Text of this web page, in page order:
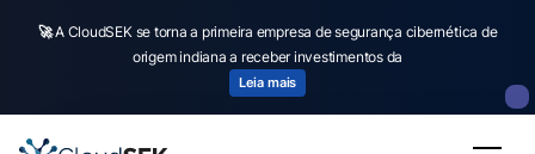
🚀A CloudSEK se torna a primeira empresa de segurança cibernética de
origem indiana a receber investimentos da
Leia mais